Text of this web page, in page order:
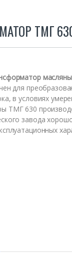
ТМГ
для
в условиях
ТМГ 630
завода